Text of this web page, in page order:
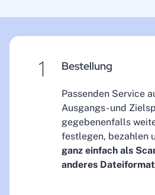
Bestellung
Passenden Service
Ausgangs- und
gegebenenfalls
festlegen, bezahlen
ganz einfach als
anderes